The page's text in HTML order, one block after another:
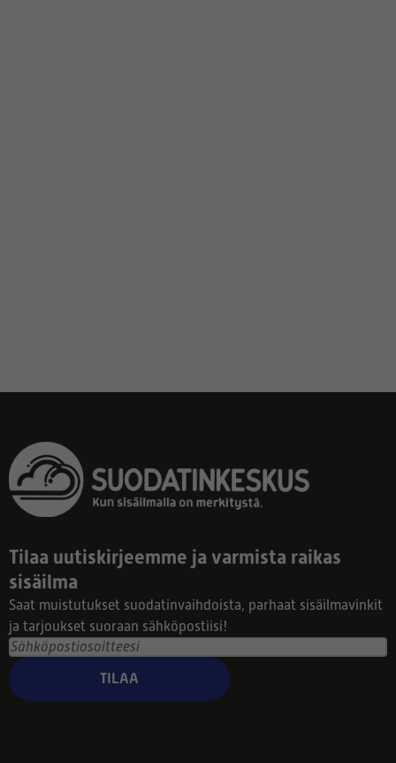
Tilaa uutiskirjeemme ja varmista raikas
sisäilma
Saat muistutukset suodatinvaihdoista, parhaat sisäilmavinkit
ja tarjoukset suoraan sähköpostiisi!
TILAA